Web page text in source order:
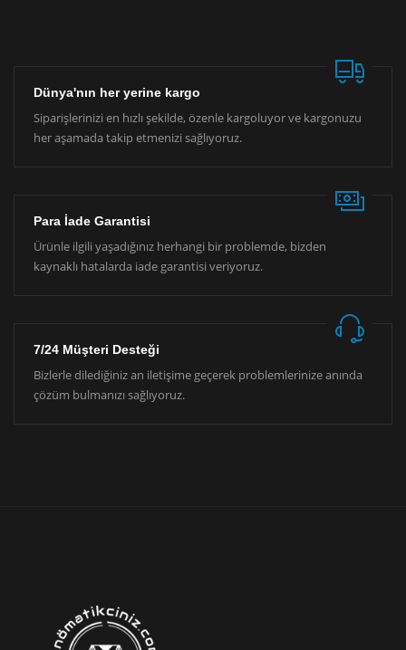
Dünya'nın her yerine kargo
Siparişlerinizi en hızlı şekilde, özenle kargoluyor ve kargonuzu
her aşamada takip etmenizi sağlıyoruz.
Para İade Garantisi
Ürünle ilgili yaşadığınız herhangi bir problemde, bizden
kaynaklı hatalarda iade garantisi veriyoruz.
7/24 Müşteri Desteği
Bizlerle dilediğiniz an iletişime geçerek problemlerinize anında
çözüm bulmanızı sağlıyoruz.